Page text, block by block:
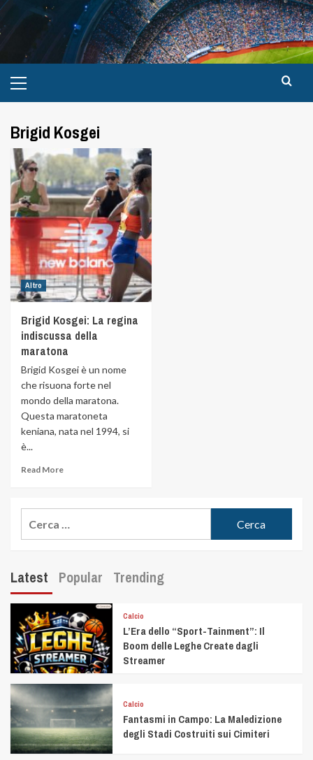
Brigid Kosgei
Altro
Brigid Kosgei: La regina
indiscussa della
maratona
Brigid Kosgei è un nome
che risuona forte nel
mondo della maratona.
Questa maratoneta
keniana, nata nel 1994, si
è...
Read More
Latest Popular Trending
Calcio
L’Era dello “Sport-Tainment”: Il
Boom delle Leghe Create dagli
Streamer
Calcio
Fantasmi in Campo: La Maledizione
degli Stadi Costruiti sui Cimiteri